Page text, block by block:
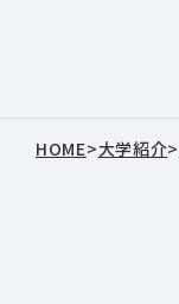
HOME>大学紹介>